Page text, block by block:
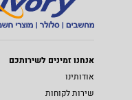
אנחנו זמינים לשירותכם
אודותינו
שירות לקוחות